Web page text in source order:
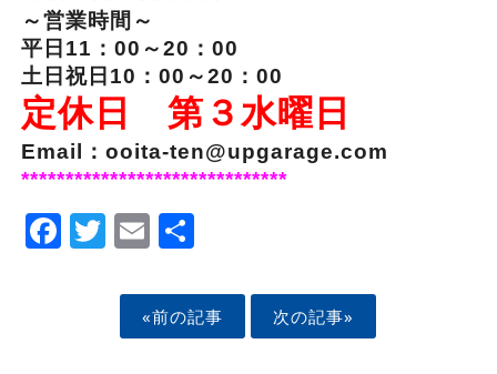
～営業時間～
平日11：00～20：00
土日祝日10：00～20：00
定休日 第３水曜日
Email：ooita-ten@upgarage.com
******************************
Facebook
Twitter
EmailShare
«前の記事 次の記事»